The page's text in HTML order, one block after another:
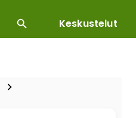
Keskustelut